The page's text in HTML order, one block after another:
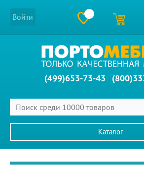
Войти
(499)653-73-43
Каталог
Главное меню сайта